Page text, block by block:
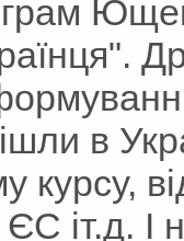
в
іт.д. І